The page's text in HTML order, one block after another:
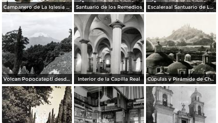
Campanero de La Iglesia de Cholula. ( Circulada el 21 de Noviembre de 1935 ). Santuario de los Remedios Escaleraal Santuario de Los Remedios
Volcan Popocateptl desde las cupulas de Cholula. Interior de la Capilla Real Cúpulas y Pirámide de Cholula